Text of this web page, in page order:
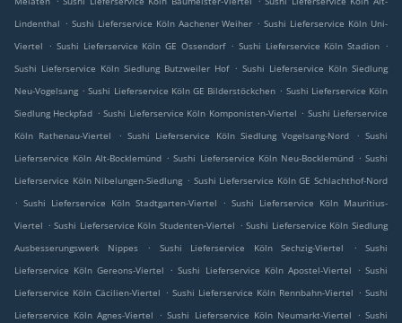
Lindenthal . Sushi Lieferservice Köln Aachener Weiher . Sushi Lieferservice Köln Uni-
Viertel
. Sushi Lieferservice Köln GE Ossendorf . Sushi Lieferservice Köln Stadion .
Sushi Lieferservice Köln Siedlung Butzweiler Hof . Sushi Lieferservice Köln Siedlung
Neu-Vogelsang . Sushi Lieferservice Köln GE Bilderstöckchen . Sushi Lieferservice Köln
Siedlung Heckpfad . Sushi Lieferservice Köln Komponisten-Viertel . Sushi Lieferservice
Köln Rathenau-Viertel
. Sushi Lieferservice Köln Siedlung Vogelsang-Nord . Sushi
Lieferservice Köln Alt-Bocklemünd . Sushi Lieferservice Köln Neu-Bocklemünd . Sushi
Lieferservice Köln Nibelungen-Siedlung . Sushi Lieferservice Köln GE Schlachthof-Nord
. Sushi Lieferservice Köln Stadtgarten-Viertel . Sushi Lieferservice Köln Mauritius-
Viertel . Sushi Lieferservice Köln Studenten-Viertel . Sushi Lieferservice Köln Siedlung
Ausbesserungswerk Nippes
. Sushi Lieferservice Köln Sechzig-Viertel .
Sushi
Lieferservice Köln Gereons-Viertel
. Sushi Lieferservice Köln Apostel-Viertel . Sushi
Lieferservice Köln Cäcilien-Viertel . Sushi Lieferservice Köln Rennbahn-Viertel . Sushi
Lieferservice Köln Agnes-Viertel
. Sushi Lieferservice Köln Neumarkt-Viertel . Sushi